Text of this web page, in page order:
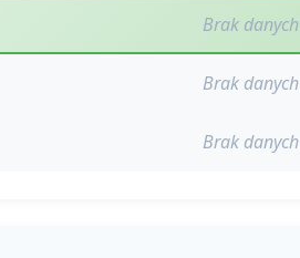
Brak danych
Brak danych
Brak danych